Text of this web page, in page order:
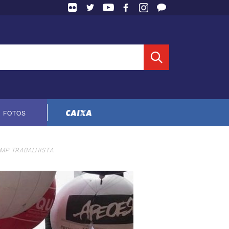
FOTOS Cópia do contrato CNTS-CEF-2023
TRABALHISTA